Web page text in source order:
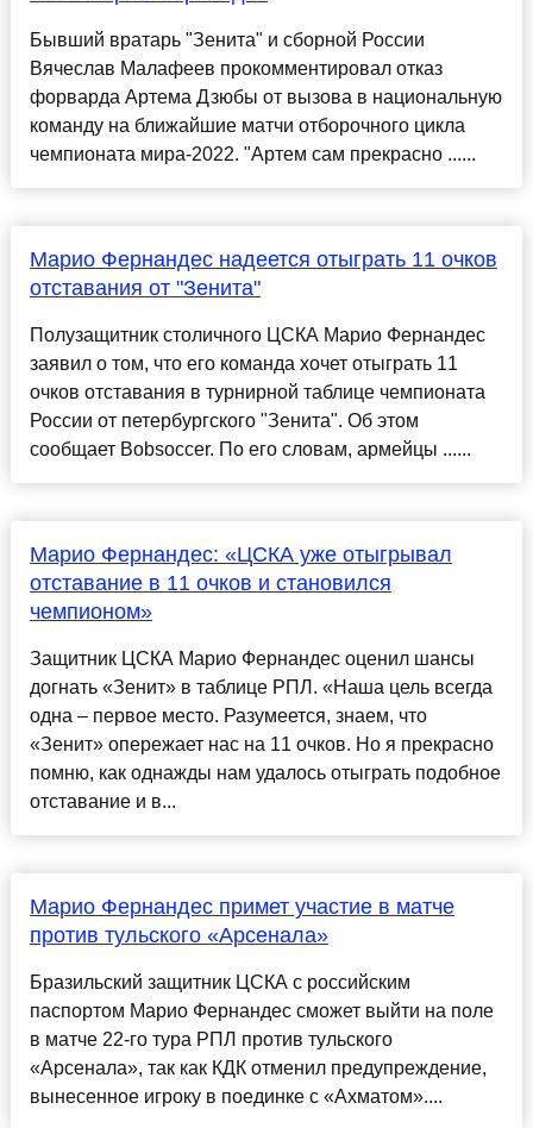
Бывший вратарь "Зенита" и сборной России
Вячеслав Малафеев прокомментировал отказ
форварда Артема Дзюбы от вызова в национальную
команду на ближайшие матчи отборочного цикла
чемпионата мира-2022. "Артем сам прекрасно ......
Марио Фернандес надеется отыграть 11 очков
отставания от "Зенита"
Полузащитник столичного ЦСКА Марио Фернандес
заявил о том, что его команда хочет отыграть 11
очков отставания в турнирной таблице чемпионата
России от петербургского "Зенита". Об этом
сообщает Bobsoccer. По его словам, армейцы ......
Марио Фернандес: «ЦСКА уже отыгрывал
отставание в 11 очков и становился
чемпионом»
Защитник ЦСКА Марио Фернандес оценил шансы
догнать «Зенит» в таблице РПЛ. «Наша цель всегда
одна – первое место. Разумеется, знаем, что
«Зенит» опережает нас на 11 очков. Но я прекрасно
помню, как однажды нам удалось отыграть подобное
отставание и в...
Марио Фернандес примет участие в матче
против тульского «Арсенала»
Бразильский защитник ЦСКА с российским
паспортом Марио Фернандес сможет выйти на поле
в матче 22-го тура РПЛ против тульского
«Арсенала», так как КДК отменил предупреждение,
вынесенное игроку в поединке с «Ахматом»....